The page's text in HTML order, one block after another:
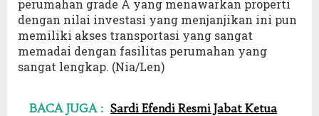
perumahan grade A yang menawarkan properti
dengan nilai investasi yang menjanjikan ini pun
memiliki akses transportasi yang sangat
memadai dengan fasilitas perumahan yang
sangat lengkap. (Nia/Len)
BACA JUGA : Sardi Efendi Resmi Jabat Ketua